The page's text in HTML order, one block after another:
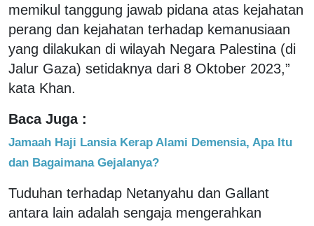
memikul tanggung jawab pidana atas kejahatan
perang dan kejahatan terhadap kemanusiaan
yang dilakukan di wilayah Negara Palestina (di
Jalur Gaza) setidaknya dari 8 Oktober 2023,”
kata Khan.
Baca Juga :
Jamaah Haji Lansia Kerap Alami Demensia, Apa Itu
dan Bagaimana Gejalanya?
Tuduhan terhadap Netanyahu dan Gallant
antara lain adalah sengaja mengerahkan